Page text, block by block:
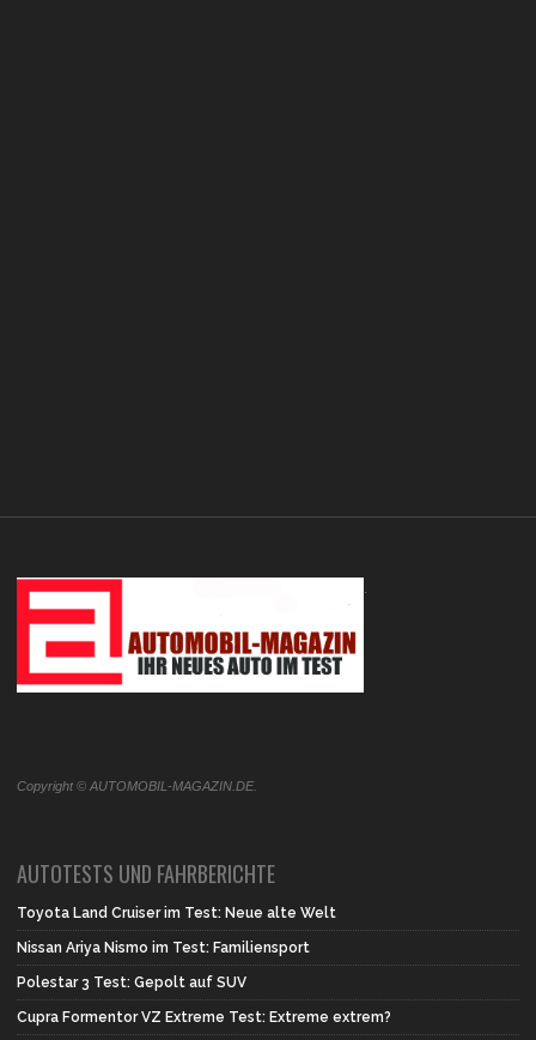
Copyright © AUTOMOBIL-MAGAZIN.DE.
AUTOTESTS UND FAHRBERICHTE
Toyota Land Cruiser im Test: Neue alte Welt
Nissan Ariya Nismo im Test: Familiensport
Polestar 3 Test: Gepolt auf SUV
Cupra Formentor VZ Extreme Test: Extreme extrem?